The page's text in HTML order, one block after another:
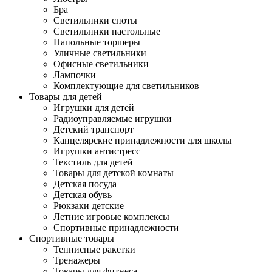
Бра
Светильники споты
Светильники настольные
Напольные торшеры
Уличные светильники
Офисные светильники
Лампочки
Комплектующие для светильников
Товары для детей
Игрушки для детей
Радиоуправляемые игрушки
Детский транспорт
Канцелярские принадлежности для школы
Игрушки антистресс
Текстиль для детей
Товары для детской комнаты
Детская посуда
Детская обувь
Рюкзаки детские
Летние игровые комплексы
Спортивные принадлежности
Спортивные товары
Теннисные ракетки
Тренажеры